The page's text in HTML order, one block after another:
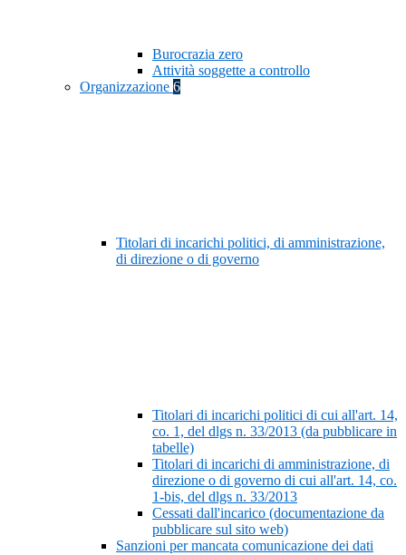
Burocrazia zero
Attività soggette a controllo
Organizzazione 6
Titolari di incarichi politici, di amministrazione,
di direzione o di governo
Titolari di incarichi politici di cui all'art. 14,
co. 1, del dlgs n. 33/2013 (da pubblicare in
tabelle)
Titolari di incarichi di amministrazione, di
direzione o di governo di cui all'art. 14, co.
1-bis, del dlgs n. 33/2013
Cessati dall'incarico (documentazione da
pubblicare sul sito web)
Sanzioni per mancata comunicazione dei dati